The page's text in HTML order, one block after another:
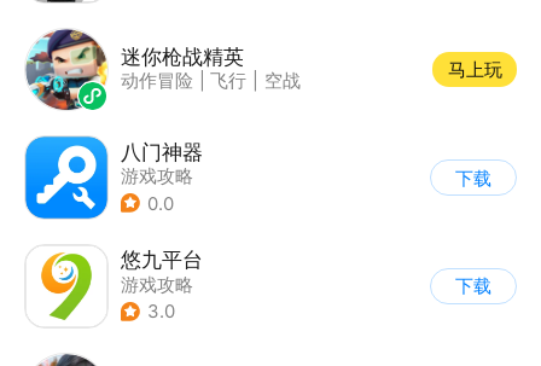
迷你枪战精英
动作冒险 飞行 空战
马上玩
八门神器
游戏攻略
0.0
下载
悠九平台
游戏攻略
3.0
下载